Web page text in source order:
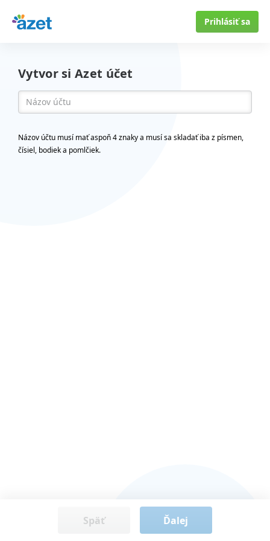
Prihlásiť sa
Vytvor si Azet účet
Názov účtu musí mať aspoň 4 znaky a musí sa skladať iba z písmen,
čísiel, bodiek a pomlčiek.